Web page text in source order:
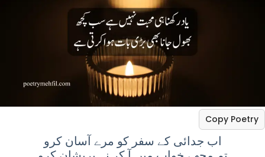
اب جدائی کے سفر کو مرے آسان کرو
Copy Poetry